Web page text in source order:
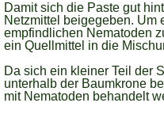
Damit sich die Paste gut
Netzmittel beigegeben. Um
empfindlichen Nematoden
ein Quellmittel in die
Da sich ein kleiner Teil der
unterhalb der Baumkrone
mit Nematoden behandelt